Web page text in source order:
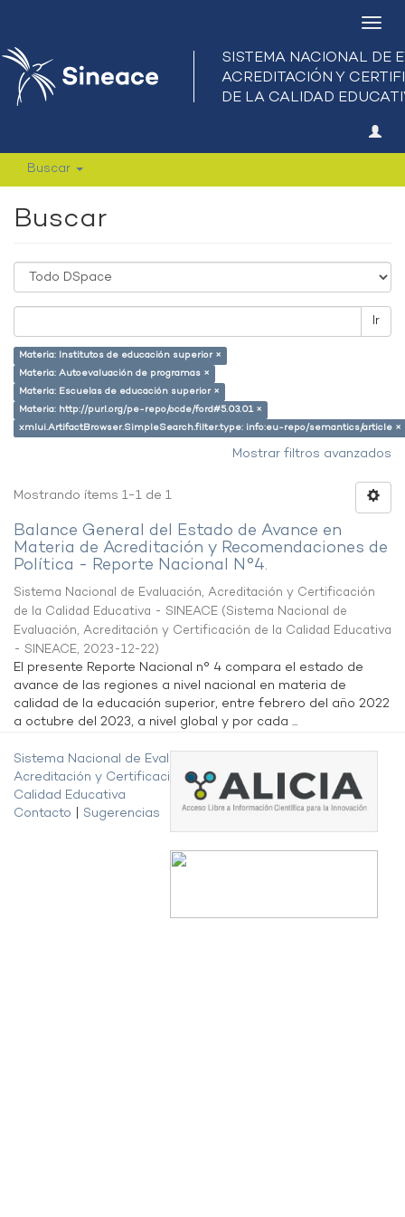
Buscar
Buscar
Ir
Materia: Institutos de educación superior ×
Materia: Autoevaluación de programas ×
Materia: Escuelas de educación superior ×
Materia: http://purl.org/pe-repo/ocde/ford#5.03.01 ×
xmlui.ArtifactBrowser.SimpleSearch.filter.type: info:eu-repo/semantics/article ×
Mostrar filtros avanzados
Mostrando ítems 1-1 de 1
Balance General del Estado de Avance en
Materia de Acreditación y Recomendaciones de
Política - Reporte Nacional N°4.
Sistema Nacional de Evaluación, Acreditación y Certificación
de la Calidad Educativa - SINEACE (Sistema Nacional de
Evaluación, Acreditación y Certificación de la Calidad Educativa
- SINEACE, 2023-12-22)
El presente Reporte Nacional n° 4 compara el estado de
avance de las regiones a nivel nacional en materia de
calidad de la educación superior, entre febrero del año 2022
a octubre del 2023, a nivel global y por cada ...
Sistema Nacional de Evaluación,
Acreditación y Certificación de la
Calidad Educativa
Contacto
Sugerencias